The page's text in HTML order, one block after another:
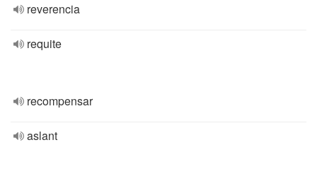
reverencia
requite
recompensar
aslant